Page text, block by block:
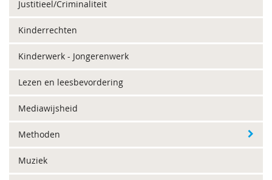
Justitieel/Criminaliteit
Kinderrechten
Kinderwerk - Jongerenwerk
Lezen en leesbevordering
Mediawijsheid
Methoden
Muziek